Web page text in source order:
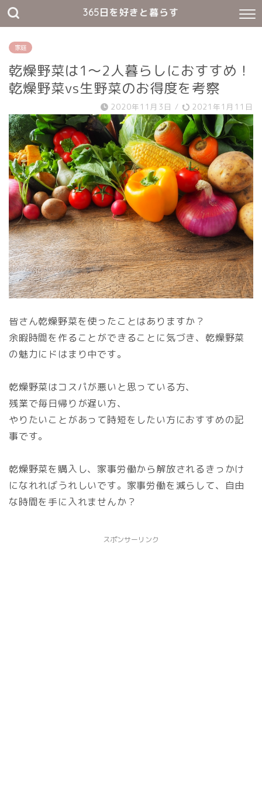
365日を好きと暮らす
家庭
乾燥野菜は1～2人暮らしにおすすめ！
乾燥野菜vs生野菜のお得度を考察
2020年11月3日 / 2021年1月11日
皆さん乾燥野菜を使ったことはありますか？
余暇時間を作ることができることに気づき、乾燥野菜
の魅力にドはまり中です。
乾燥野菜はコスパが悪いと思っている方、
残業で毎日帰りが遅い方、
やりたいことがあって時短をしたい方におすすめの記
事です。
乾燥野菜を購入し、家事労働から解放されるきっかけ
になれればうれしいです。家事労働を減らして、自由
な時間を手に入れませんか？
スポンサーリンク